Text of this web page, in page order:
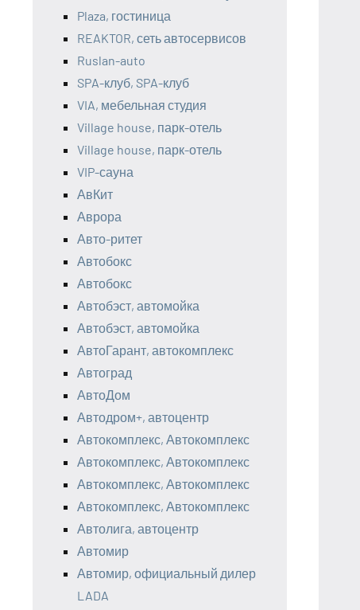
Plaza, гостиница
REAKTOR, сеть автосервисов
Ruslan-auto
SPA-клуб, SPA-клуб
VIA, мебельная студия
Village house, парк-отель
Village house, парк-отель
VIP-сауна
АвКит
Аврора
Авто-ритет
Автобокс
Автобокс
Автобэст, автомойка
Автобэст, автомойка
АвтоГарант, автокомплекс
Автоград
АвтоДом
Автодром+, автоцентр
Автокомплекс, Автокомплекс
Автокомплекс, Автокомплекс
Автокомплекс, Автокомплекс
Автокомплекс, Автокомплекс
Автолига, автоцентр
Автомир
Автомир, официальный дилер
LADA